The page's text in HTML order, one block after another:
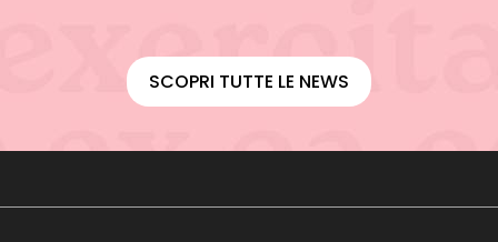
SCOPRI TUTTE LE NEWS